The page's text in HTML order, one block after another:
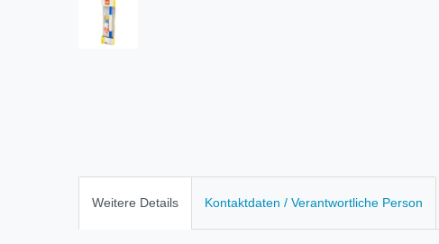
Weitere Details Kontaktdaten / Verantwortliche Person